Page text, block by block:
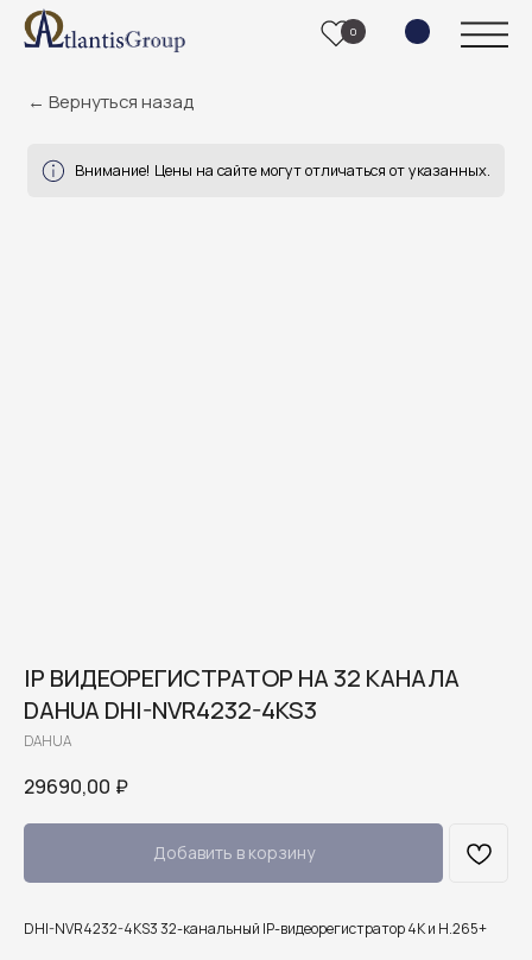
0
IP ВИДЕОРЕГИСТРАТОР НА 32 КАНАЛА
DAHUA DHI-NVR4232-4KS3
DAHUA
29690,00 ₽
Добавить в корзину
DHI-NVR4232-4KS3 32-канальный IP-видеорегистратор 4K и H.265+